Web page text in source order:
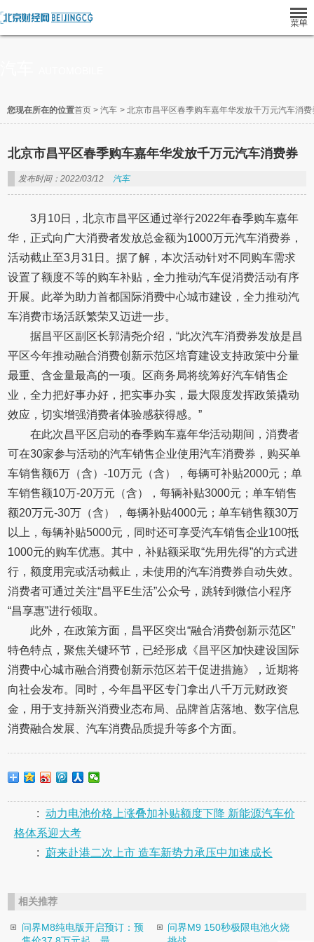
您现在所在的位置首页 > 汽车 > 北京市昌平区春季购车嘉年华发放千万元汽车消费
北京市昌平区春季购车嘉年华发放千万元汽车消费券
发布时间：2022/03/12 汽车
3月10日，北京市昌平区通过举行2022年春季购车嘉年
华，正式向广大消费者发放总金额为1000万元汽车消费券，
活动截止至3月31日。据了解，本次活动针对不同购车需求
设置了额度不等的购车补贴，全力推动汽车促消费活动有序
开展。此举为助力首都国际消费中心城市建设，全力推动汽
车消费市场活跃繁荣又迈进一步。
据昌平区副区长郭清尧介绍，“此次汽车消费券发放是昌
平区今年推动融合消费创新示范区培育建设支持政策中分量
最重、含金量最高的一项。区商务局将统筹好汽车销售企
业，全力把好事办好，把实事办实，最大限度发挥政策撬动
效应，切实增强消费者体验感获得感。”
在此次昌平区启动的春季购车嘉年华活动期间，消费者
可在30家参与活动的汽车销售企业使用汽车消费券，购买单
车销售额6万（含）-10万元（含），每辆可补贴2000元；单
车销售额10万-20万元（含），每辆补贴3000元；单车销售
额20万元-30万（含），每辆补贴4000元；单车销售额30万
以上，每辆补贴5000元，同时还可享受汽车销售企业100抵
1000元的购车优惠。其中，补贴额采取“先用先得”的方式进
行，额度用完或活动截止，未使用的汽车消费券自动失效。
消费者可通过关注“昌平E生活”公众号，跳转到微信小程序
“昌享惠”进行领取。
此外，在政策方面，昌平区突出“融合消费创新示范区”
特色特点，聚焦关键环节，已经形成《昌平区加快建设国际
消费中心城市融合消费创新示范区若干促进措施》，近期将
向社会发布。同时，今年昌平区专门拿出八千万元财政资
金，用于支持新兴消费业态布局、品牌首店落地、数字信息
消费融合发展、汽车消费品质提升等多个方面。
: 动力电池价格上涨叠加补贴额度下降 新能源汽车价
格体系迎大考
: 蔚来赴港二次上市 造车新势力承压中加速成长
相关推荐
问界M8纯电版开启预订：预
问界M9 150秒极限电池火烧